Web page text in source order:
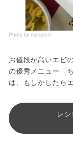
Photo by macaroni
お値段が高いエビ
の優秀メニュー「
は、もしかしたら
レ